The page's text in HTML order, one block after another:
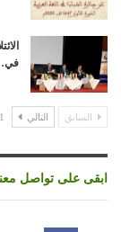
السابق التالي 1 من 80
ابقى على تواصل